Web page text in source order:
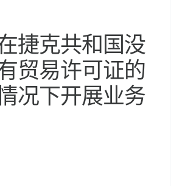
捷克共和国没
贸易许可证的
况下开展业务